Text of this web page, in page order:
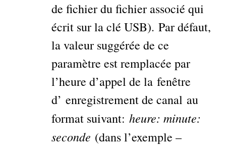
de fichier du fichier associé qui
écrit sur la clé USB). Par défaut,
la valeur suggérée de ce
paramètre est remplacée par
l’heure d’appel de la fenêtre
d’ enregistrement de canal au
format suivant:heure: minute:
seconde (dans l’exemple –